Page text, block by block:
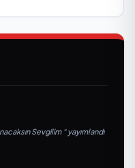
Sevgilim “ yayımlandı